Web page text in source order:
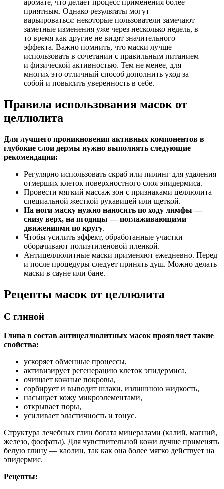
аромате, что делает процесс применения более
приятным. Однако результаты могут
варьироваться: некоторые пользователи замечают
заметные изменения уже через несколько недель, в
то время как другие не видят значительного
эффекта. Важно помнить, что маски лучше
использовать в сочетании с правильным питанием
и физической активностью. Тем не менее, для
многих это отличный способ дополнить уход за
собой и повысить уверенность в себе.
Правила использования масок от
целлюлита
Для лучшего проникновения активных компонентов в
глубокие слои дермы нужно выполнять следующие
рекомендации:
Регулярно использовать скраб или пилинг для удаления
отмерших клеток поверхностного слоя эпидермиса.
Провести мягкий массаж зон с признаками целлюлита
специальной жесткой рукавицей или щеткой.
На ноги маску нужно наносить по ходу лимфы —
снизу верх, на ягодицы — поглаживающими
движениями по кругу.
Чтобы усилить эффект, обработанные участки
оборачивают полиэтиленовой пленкой.
Антицеллюлитные маски применяют ежедневно. Перед
и после процедуры следует принять душ. Можно делать
маски в сауне или бане.
Рецепты масок от целлюлита
С глиной
Глина в состав антицеллюлитных масок проявляет такие
свойства:
ускоряет обменные процессы,
активизирует регенерацию клеток эпидермиса,
очищает кожные покровы,
сорбирует и выводит шлаки, излишнюю жидкость,
насыщает кожу микроэлементами,
открывает поры,
усиливает эластичность и тонус.
Структура лечебных глин богата минералами (калий, магний,
железо, фосфаты). Для чувствительной кожи лучше применять
белую глину — каолин, так как она более мягко действует на
эпидермис.
Рецепты: